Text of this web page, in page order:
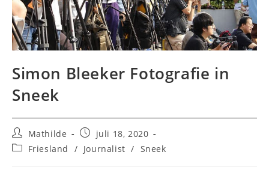
Simon Bleeker Fotografie in
Sneek
Bericht
auteur:
Mathilde
Bericht
gepubliceerd
op:
juli 18, 2020
Berichtcategorie:
Friesland / Journalist / Sneek